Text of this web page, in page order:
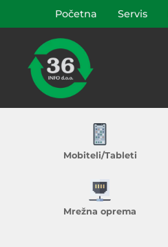
Početna Servis
Mobiteli/Tableti
Mrežna oprema